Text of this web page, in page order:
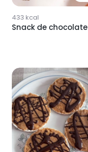
433 kcal
Snack de chocolate